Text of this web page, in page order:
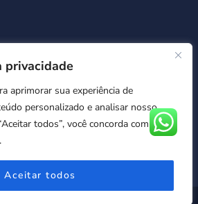
privacidade
aprimorar sua experiência de
personalizado e analisar nosso
todos”, você concorda com
Aceitar todos